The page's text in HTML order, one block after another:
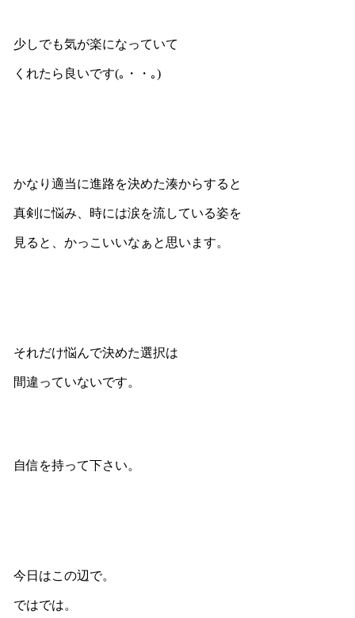
少しでも気が楽になっていて
くれたら良いです(｡・・｡)
かなり適当に進路を決めた湊からすると
真剣に悩み、時には涙を流している姿を
見ると、かっこいいなぁと思います。
それだけ悩んで決めた選択は
間違っていないです。
自信を持って下さい。
今日はこの辺で。
ではでは。